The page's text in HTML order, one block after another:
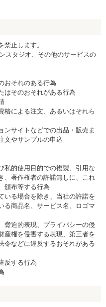
止します。
スタジオ、その他のサービスの
おそれのある行為
はそのおそれがある行為
格による注文、あるいはそれら
ンサイトなどでの出品・販売ま
文やサンプルの申込
私的使用目的での複製、引用な
、著作権者の許諾無しに、これ
頒布等する行為
いる場合を除き、当社の許諾を
る商品名、サービス名、ロゴマ
脅迫的表現、プライバシーの侵
産権を侵害する表現、第三者を
令などに違反するおそれがある
反する行為